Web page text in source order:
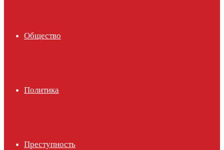
Общество
Политика
Преступность